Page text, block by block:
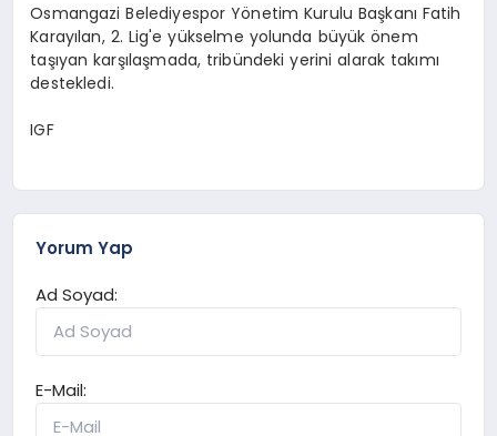
Osmangazi Belediyespor Yönetim Kurulu Başkanı Fatih
Karayılan, 2. Lig'e yükselme yolunda büyük önem
taşıyan karşılaşmada, tribündeki yerini alarak takımı
destekledi.
IGF
Yorum Yap
Ad Soyad:
E-Mail: